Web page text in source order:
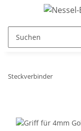
Steckverbinder